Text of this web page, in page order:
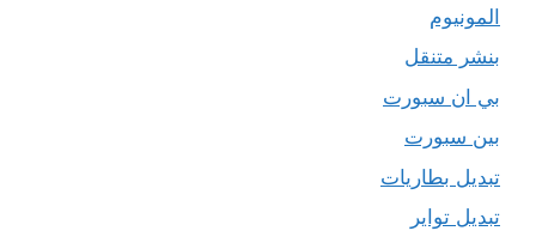
المونيوم
بنشر متنقل
بي ان سبورت
بين سبورت
تبديل بطاريات
تبديل تواير